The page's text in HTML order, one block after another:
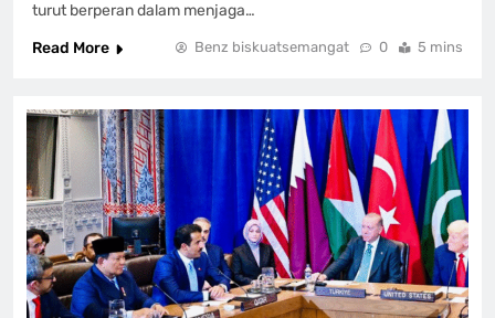
turut berperan dalam menjaga…
Read More
Benz biskuatsemangat 0 5 mins